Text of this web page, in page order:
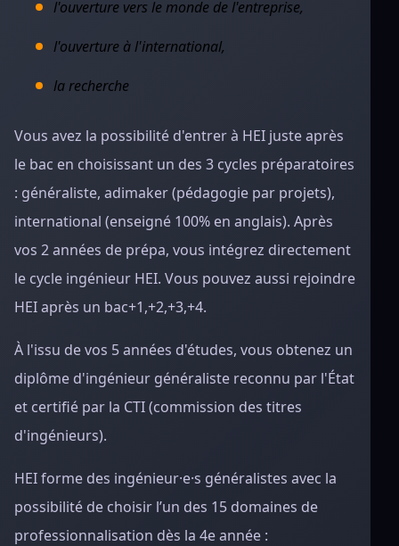
l'ouverture vers le monde de l'entreprise,
l'ouverture à l'international,
la recherche
Vous avez la possibilité d'entrer à HEI juste après
le bac en choisissant un des 3 cycles préparatoires
: généraliste, adimaker (pédagogie par projets),
international (enseigné 100% en anglais). Après
vos 2 années de prépa, vous intégrez directement
le cycle ingénieur HEI. Vous pouvez aussi rejoindre
HEI après un bac+1,+2,+3,+4.
À l'issu de vos 5 années d'études, vous obtenez un
diplôme d'ingénieur généraliste reconnu par l'État
et certifié par la CTI (commission des titres
d'ingénieurs).
HEI forme des ingénieur·e·s généralistes avec la
possibilité de choisir l’un des 15 domaines de
professionnalisation dès la 4e année :